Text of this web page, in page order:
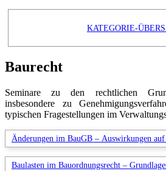
KATEGORIE-
Baurecht
Seminare zu den rechtlichen
insbesondere zu
typischen Fragestellungen im
Änderungen im BauGB – Auswirkungen
Baulasten im Bauordnungsrecht –